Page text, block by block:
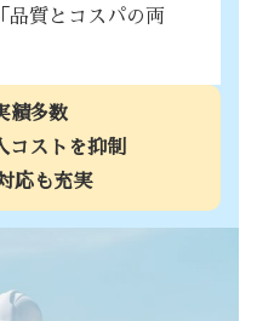
品質とコスパの両
績多数
コストを抑制
応も充実